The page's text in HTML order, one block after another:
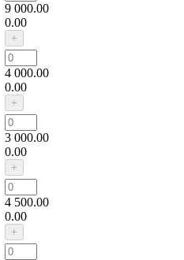
9 000.00
0.00
4 000.00
0.00
3 000.00
0.00
4 500.00
0.00